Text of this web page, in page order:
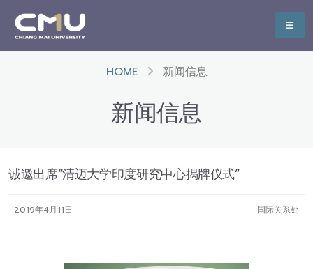
HOME 新闻信息
新闻信息
诚邀出席“清迈大学印度研究中心揭牌仪式”
2019年4月11日 国际关系处